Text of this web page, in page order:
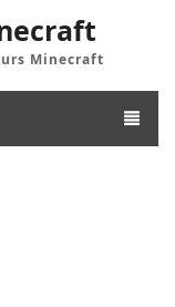
Minecraft